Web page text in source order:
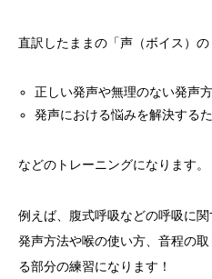
直訳したままの「声（ボイス）の
正しい発声や無理のない発声
発声における悩みを解決する
などのトレーニングになります。
例えば、腹式呼吸などの呼吸に
発声方法や喉の使い方、音程の
る部分の練習になります！